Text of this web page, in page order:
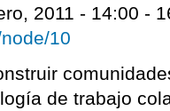
2011 - 14:00 -
10
de trabajo